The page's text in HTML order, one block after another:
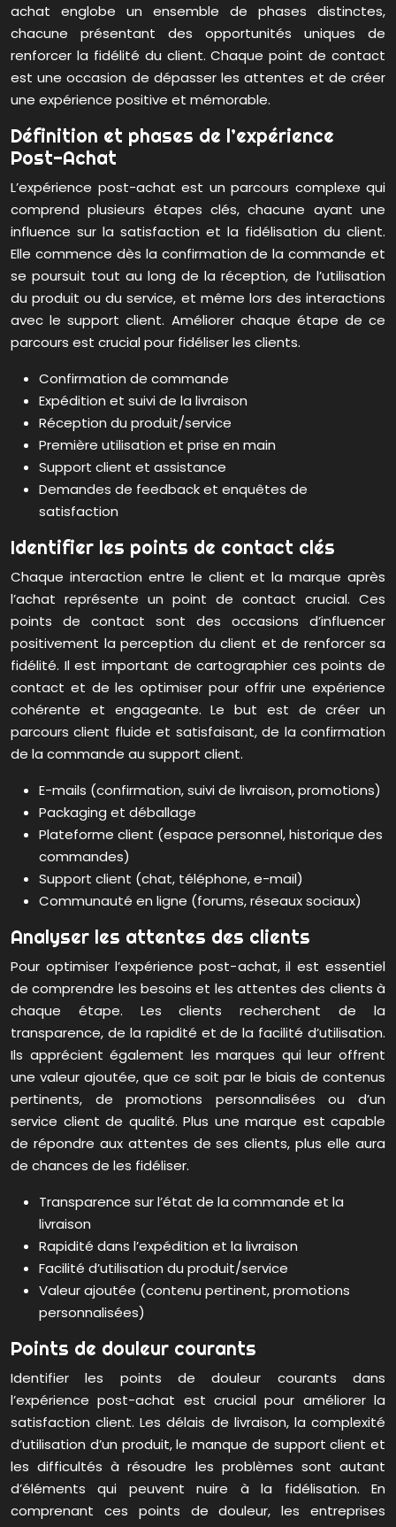
achat englobe un ensemble de phases distinctes,
chacune présentant des opportunités uniques de
renforcer la fidélité du client. Chaque point de contact
est une occasion de dépasser les attentes et de créer
une expérience positive et mémorable.
Définition et phases de l’expérience
Post-Achat
L’expérience post-achat est un parcours complexe qui
comprend plusieurs étapes clés, chacune ayant une
influence sur la satisfaction et la fidélisation du client.
Elle commence dès la confirmation de la commande et
se poursuit tout au long de la réception, de l’utilisation
du produit ou du service, et même lors des interactions
avec le support client. Améliorer chaque étape de ce
parcours est crucial pour fidéliser les clients.
Confirmation de commande
Expédition et suivi de la livraison
Réception du produit/service
Première utilisation et prise en main
Support client et assistance
Demandes de feedback et enquêtes de
satisfaction
Identifier les points de contact clés
Chaque interaction entre le client et la marque après
l’achat représente un point de contact crucial. Ces
points de contact sont des occasions d’influencer
positivement la perception du client et de renforcer sa
fidélité. Il est important de cartographier ces points de
contact et de les optimiser pour offrir une expérience
cohérente et engageante. Le but est de créer un
parcours client fluide et satisfaisant, de la confirmation
de la commande au support client.
E-mails (confirmation, suivi de livraison, promotions)
Packaging et déballage
Plateforme client (espace personnel, historique des
commandes)
Support client (chat, téléphone, e-mail)
Communauté en ligne (forums, réseaux sociaux)
Analyser les attentes des clients
Pour optimiser l’expérience post-achat, il est essentiel
de comprendre les besoins et les attentes des clients à
chaque étape. Les clients recherchent de la
transparence, de la rapidité et de la facilité d’utilisation.
Ils apprécient également les marques qui leur offrent
une valeur ajoutée, que ce soit par le biais de contenus
pertinents, de promotions personnalisées ou d’un
service client de qualité. Plus une marque est capable
de répondre aux attentes de ses clients, plus elle aura
de chances de les fidéliser.
Transparence sur l’état de la commande et la
livraison
Rapidité dans l’expédition et la livraison
Facilité d’utilisation du produit/service
Valeur ajoutée (contenu pertinent, promotions
personnalisées)
Points de douleur courants
Identifier les points de douleur courants dans
l’expérience post-achat est crucial pour améliorer la
satisfaction client. Les délais de livraison, la complexité
d’utilisation d’un produit, le manque de support client et
les difficultés à résoudre les problèmes sont autant
d’éléments qui peuvent nuire à la fidélisation. En
comprenant ces points de douleur, les entreprises